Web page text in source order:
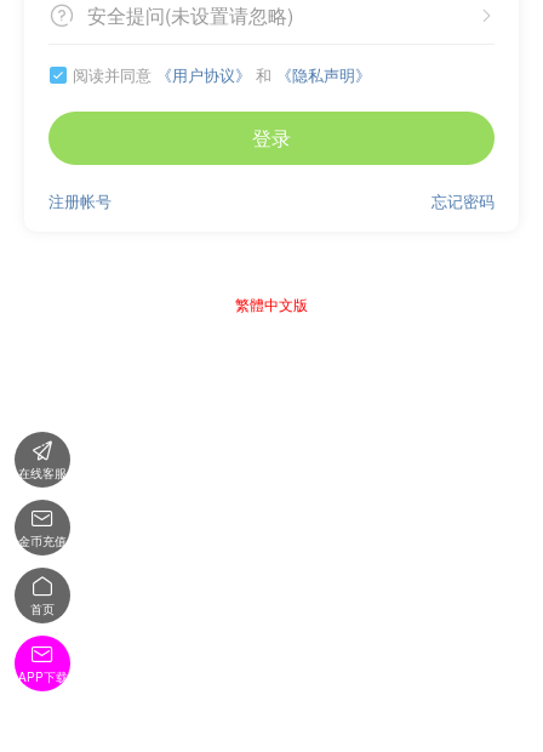
 
安全提问(未设置请忽略)
 阅读并同意 《用户协议》 和 《隐私声明》
登录
忘记密码
注册帐号
繁體中文版

在线客服

金币充值

首页

APP下载